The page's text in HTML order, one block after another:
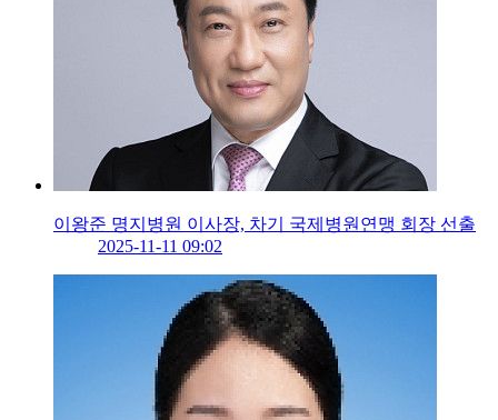
이왕준 명지병원 이사장, 차기 국제병원연맹 회장 선출
2025-11-11 09:02